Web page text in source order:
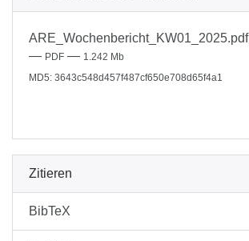
ARE_Wochenbericht_KW01_2025.pdf
— PDF — 1.242 Mb
MD5: 3643c548d457f487cf650e708d65f4a1
Zitieren
BibTeX